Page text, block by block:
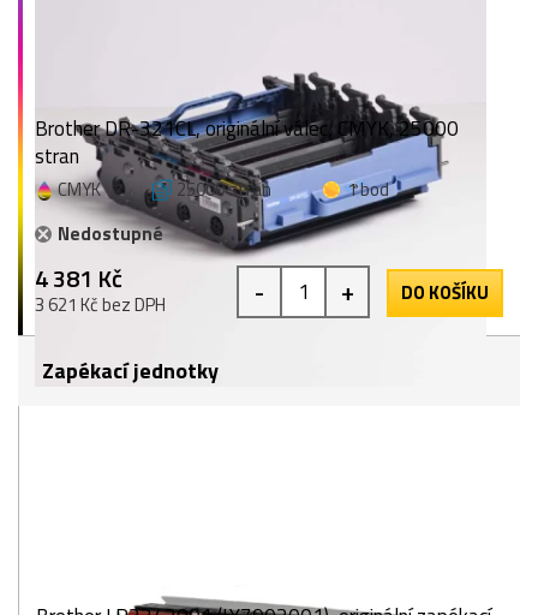
Brother DR-321CL, originální válec, CMYK, 25000
stran
CMYK 25000 stran
1 bod
Nedostupné
4 381 Kč
3 621 Kč bez DPH - + DO KOŠÍKU
Zapékací jednotky